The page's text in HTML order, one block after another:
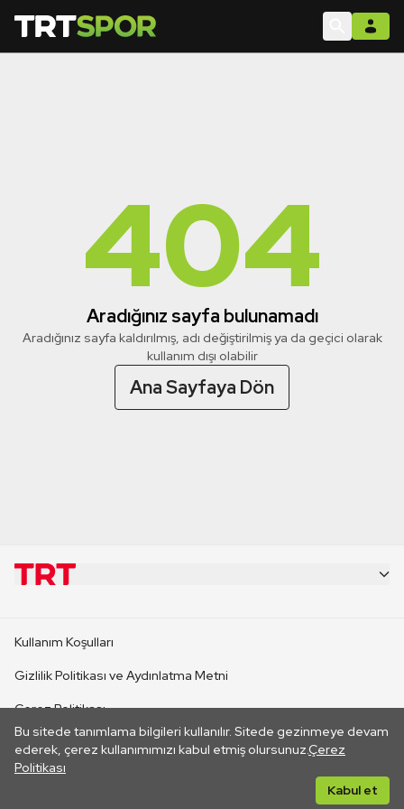
404
Aradığınız sayfa bulunamadı
Aradığınız sayfa kaldırılmış, adı değiştirilmiş ya da geçici olarak
kullanım dışı olabilir
Ana Sayfaya Dön
Bu sitede tanımlama bilgileri kullanılır. Sitede gezinmeye devam
ederek, çerez kullanımımızı kabul etmiş olursunuz.Çerez
Politikası
Kabul et
CANLI YAYINLAR
Kullanım Koşulları
Gizlilik Politikası ve Aydınlatma Metni
Çerez Politikası
İletişim
Her hakkı saklıdır. ©2026 TRT. Bağlantı yoluyla gidilen dış